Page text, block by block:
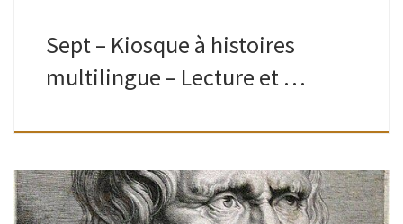
Sept – Kiosque à histoires
multilingue – Lecture et …